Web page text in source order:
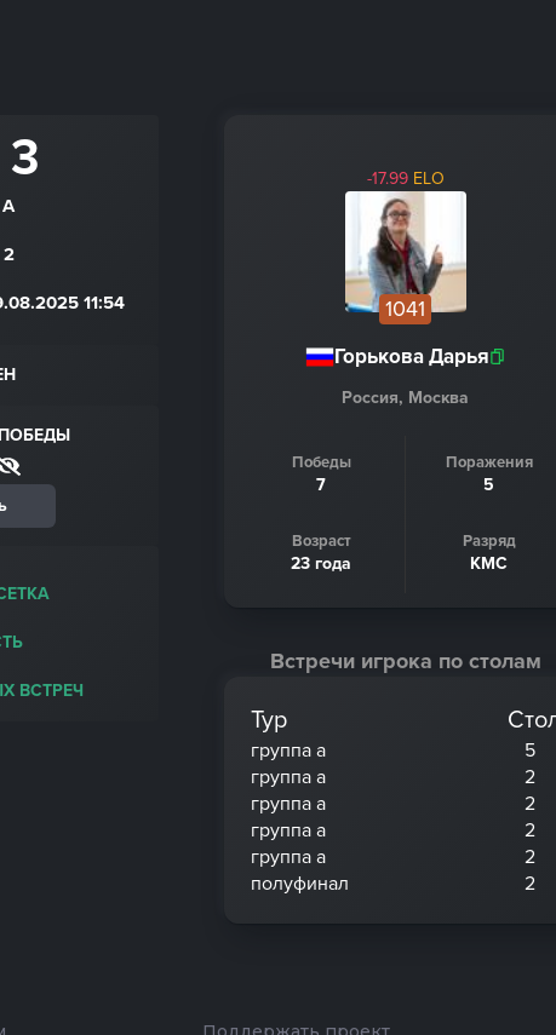
3
11:54
ВСТРЕЧ
-17.99 ELO
1041
Горькова Дарья
Россия, Москва
Победы
7
Поражения
5
Возраст
23 года
Разряд
КМС
Встречи игрока по столам
Тур
группа a
5
группа a
2
группа a
2
группа a
2
группа a
2
полуфинал
2